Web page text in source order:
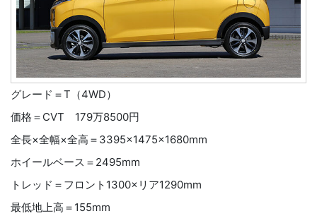
グレード＝T（4WD）
価格＝CVT 179万8500円
全長×全幅×全高＝3395×1475×1680mm
ホイールベース＝2495mm
トレッド＝フロント1300×リア1290mm
最低地上高＝155mm